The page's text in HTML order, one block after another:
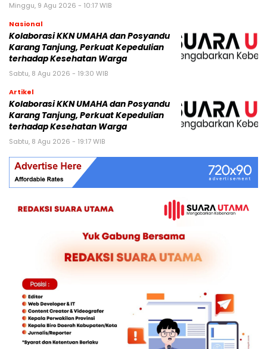
Minggu, 9 Agu 2026 - 10:17 WIB
Nasional
Kolaborasi KKN UMAHA dan Posyandu
Karang Tanjung, Perkuat Kepedulian
terhadap Kesehatan Warga
Sabtu, 8 Agu 2026 - 19:30 WIB
Artikel
Kolaborasi KKN UMAHA dan Posyandu
Karang Tanjung, Perkuat Kepedulian
terhadap Kesehatan Warga
Sabtu, 8 Agu 2026 - 19:17 WIB